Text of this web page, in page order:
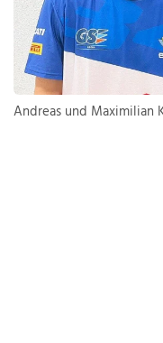
Andreas und Maximilian